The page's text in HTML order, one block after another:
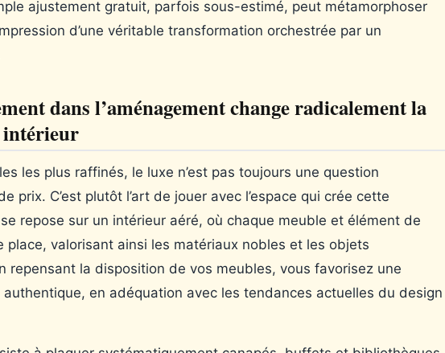
ajustement gratuit, parfois sous-estimé, peut métamorphoser
d’une véritable transformation orchestrée par un
dans l’aménagement change radicalement la
intérieur
les plus raffinés, le luxe n’est pas toujours une question
prix. C’est plutôt l’art de jouer avec l’espace qui crée cette
repose sur un intérieur aéré, où chaque meuble et élément de
place, valorisant ainsi les matériaux nobles et les objets
repensant la disposition de vos meubles, vous favorisez une
en adéquation avec les tendances actuelles du design